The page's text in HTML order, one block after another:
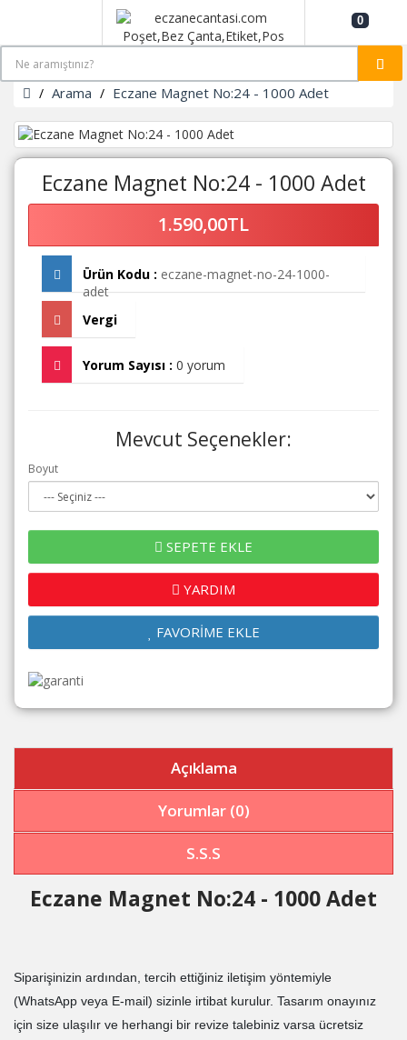
0
Arama Eczane Magnet No:24 - 1000 Adet
Eczane Magnet No:24 - 1000 Adet
1.590,00TL
Ürün Kodu : eczane-magnet-no-24-1000-
adet
Vergi
Yorum Sayısı : 0 yorum
Mevcut Seçenekler:
Boyut
SEPETE EKLE
YARDIM
FAVORİME EKLE
Açıklama
Yorumlar (0)
S.S.S
Eczane Magnet No:24 - 1000 Adet
Siparişinizin ardından, tercih ettiğiniz iletişim yöntemiyle
(WhatsApp veya E-mail) sizinle irtibat kurulur. Tasarım onayınız
için size ulaşılır ve herhangi bir revize talebiniz varsa ücretsiz